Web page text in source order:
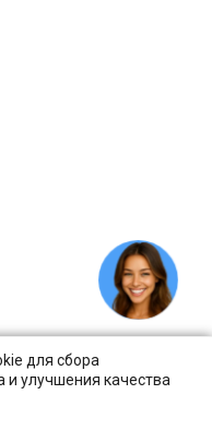
для сбора
и улучшения качества